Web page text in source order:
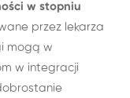
w stopniu
przez lekarza
mogą w
w integracji